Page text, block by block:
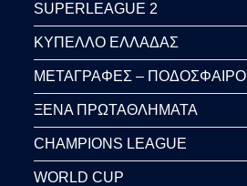
SUPERLEAGUE 2
ΚΥΠΕΛΛΟ ΕΛΛΑΔΑΣ
ΜΕΤΑΓΡΑΦΕΣ – ΠΟΔΟΣΦΑΙΡΟ
ΞΕΝΑ ΠΡΩΤΑΘΛΗΜΑΤΑ
CHAMPIONS LEAGUE
WORLD CUP